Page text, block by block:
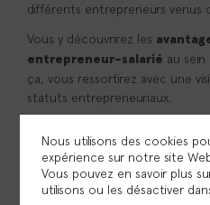
différents entrepreneurs venus
Vous y découvrirez les
entrepreneur-salarié au
ça, vous ressortirez avec une
statuts entrepreneuriaux.
fonctionnement et des
d’Omnicité
. Les coopératives
comme nous ne seront plus un
Nous utilisons des cookies
expérience sur notre site
Vous pouvez en savoir plus
utilisons ou les désactiver